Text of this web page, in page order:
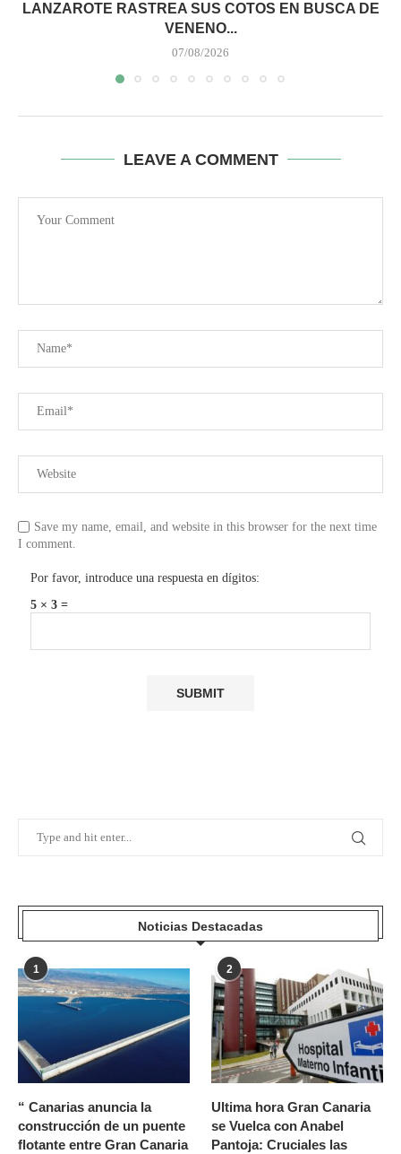
LANZAROTE RASTREA SUS COTOS EN BUSCA DE
VENENO...
07/08/2026
LEAVE A COMMENT
Save my name, email, and website in this browser for the next time
I comment.
Por favor, introduce una respuesta en dígitos:
5 × 3 =
Noticias Destacadas
1
“ Canarias anuncia la
construcción de un puente
flotante entre Gran Canaria
2
Ultima hora Gran Canaria
se Vuelca con Anabel
Pantoja: Cruciales las